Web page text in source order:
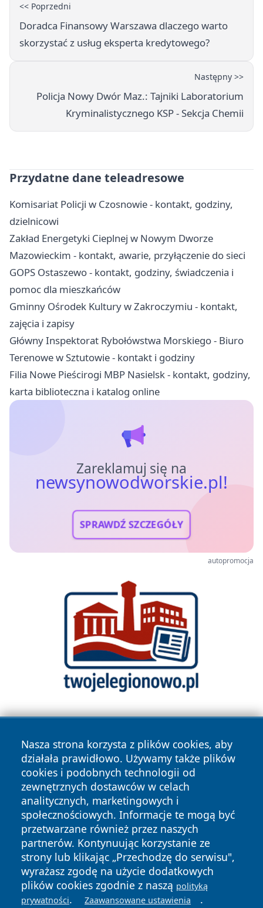
<< Poprzedni
Doradca Finansowy Warszawa dlaczego warto
skorzystać z usług eksperta kredytowego?
Następny >>
Policja Nowy Dwór Maz.: Tajniki Laboratorium
Kryminalistycznego KSP - Sekcja Chemii
Przydatne dane teleadresowe
Komisariat Policji w Czosnowie - kontakt, godziny,
dzielnicowi
Zakład Energetyki Cieplnej w Nowym Dworze
Mazowieckim - kontakt, awarie, przyłączenie do sieci
GOPS Ostaszewo - kontakt, godziny, świadczenia i
pomoc dla mieszkańców
Gminny Ośrodek Kultury w Zakroczymiu - kontakt,
zajęcia i zapisy
Główny Inspektorat Rybołówstwa Morskiego - Biuro
Terenowe w Sztutowie - kontakt i godziny
Filia Nowe Pieścirogi MBP Nasielsk - kontakt, godziny,
karta biblioteczna i katalog online
Zareklamuj się na
newsynowodworskie.pl!
SPRAWDŹ SZCZEGÓŁY
autopromocja
Nasza strona korzysta z plików cookies, aby
działała prawidłowo. Używamy także plików
cookies i podobnych technologii od
zewnętrznych dostawców w celach
analitycznych, marketingowych i
społecznościowych. Informacje te mogą być
przetwarzane również przez naszych
partnerów. Kontynuując korzystanie ze
strony lub klikając „Przechodzę do serwisu",
wyrażasz zgodę na użycie dodatkowych
plików cookies zgodnie z naszą polityką
prywatności. Zaawansowane ustawienia .
Copyright © 2026 newsynowodworskie.pl Wszystkie prawa
zastrzeżone.
News Autorzy
Polityka
Prywatności
Polityka
Cookies